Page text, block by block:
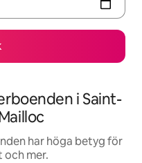
i Saint-
har höga betyg för
och mer.